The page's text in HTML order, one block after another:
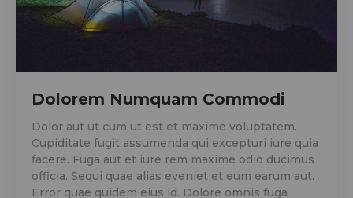
Dolorem Numquam Commodi
Dolor aut ut cum ut est et maxime voluptatem.
Cupiditate fugit assumenda qui excepturi iure quia
facere. Fuga aut et iure rem maxime odio ducimus
officia. Sequi quae alias eveniet et eum earum aut.
Error quae quidem eius id. Dolore omnis fuga